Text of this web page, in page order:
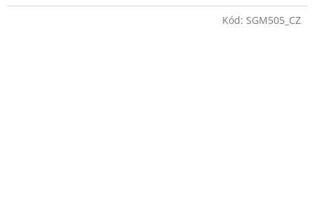
Kód: SGM505_CZ